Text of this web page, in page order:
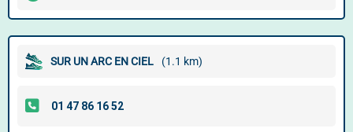
SUR UN ARC EN CIEL (1.1 km)